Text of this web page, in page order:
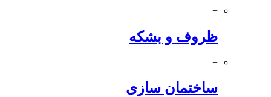
−
ظروف و بشکه
−
ساختمان سازی